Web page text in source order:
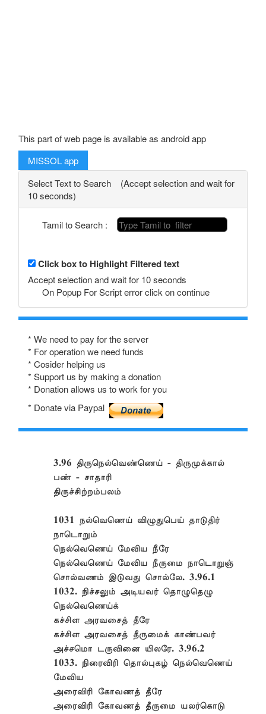
This part of web page is available as android app
MISSOL app
Select Text to Search (Accept selection and wait for
10 seconds)
Tamil to Search :
Click box to Highlight Filtered text
Accept selection and wait for 10 seconds
On Popup For Script error click on continue
* We need to pay for the server
* For operation we need funds
* Cosider helping us
* Support us by making a donation
* Donation allows us to work for you
* Donate via Paypal
3.96 திருநெல்வெண்ணெய் - திருமுக்கால்
பண் - சாதாரி
திருச்சிற்றம்பலம்
1031 நல்வெணெய் விழுதுபெய் தாடுதிர்
நாடொறும்
நெல்வெணெய் மேவிய நீரே
நெல்வெணெய் மேவிய நீருமை நாடொறுஞ்
சொல்வணம் இடுவது சொல்லே. 3.96.1
1032. நிச்சலும் அடியவர் தொழுதெழு
நெல்வெணெய்க்
கச்சிள அரவசைத் தீரே
கச்சிள அரவசைத் தீருமைக் காண்பவர்
அச்சமொ டருவினை யிலரே. 3.96.2
1033. நிரைவிரி தொல்புகழ் நெல்வெணெய்
மேவிய
அரைவிரி கோவணத் தீரே
அரைவிரி கோவணத் தீருமை யலர்கொடு